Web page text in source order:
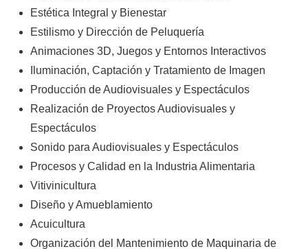
Estética Integral y Bienestar
Estilismo y Dirección de Peluquería
Animaciones 3D, Juegos y Entornos Interactivos
Iluminación, Captación y Tratamiento de Imagen
Producción de Audiovisuales y Espectáculos
Realización de Proyectos Audiovisuales y
Espectáculos
Sonido para Audiovisuales y Espectáculos
Procesos y Calidad en la Industria Alimentaria
Vitivinicultura
Diseño y Amueblamiento
Acuicultura
Organización del Mantenimiento de Maquinaria de